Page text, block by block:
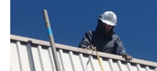
2023年度
2024年度